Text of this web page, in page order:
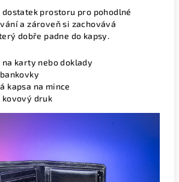
dostatek prostoru pro pohodlné
a zároveň si zachovává
dobře padne do kapsy.
karty nebo doklady
kapsa na mince
kovový druk